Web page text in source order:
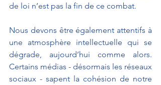
de loi n’est pas la fin de ce combat.
Nous devons être également attentifs à
une atmosphère intellectuelle qui se
dégrade, aujourd’hui comme alors.
Certains médias - désormais les réseaux
sociaux - sapent la cohésion de notre